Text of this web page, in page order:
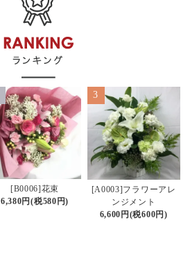
[B0006]花束
6,380円(税580円)
3
[A0003]フラワーアレ
ンジメント
6,600円(税600円)